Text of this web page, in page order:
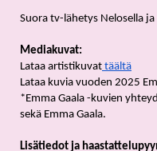
Suora tv-lähetys Nelosella
Mediakuvat:
Lataa artistikuvat täältä
Lataa kuvia vuoden 2025
*Emma Gaala -kuvien
sekä Emma Gaala.
Lisätiedot ja